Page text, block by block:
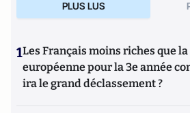
PLUS LUS
1Les Français moins riches que
européenne pour la 3e année
ira le grand déclassement ?